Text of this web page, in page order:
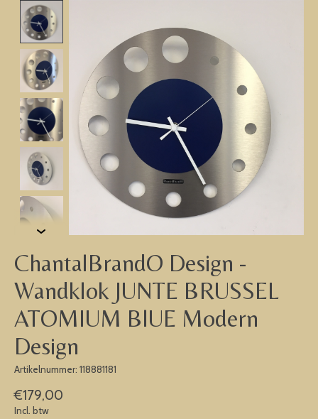
ChantalBrandO Design -
Wandklok JUNTE BRUSSEL
ATOMIUM BlUE Modern
Design
Artikelnummer: 118881181
€179,00
Incl. btw